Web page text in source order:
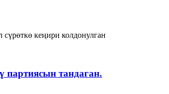
кеңири колдонулган
тандаган.